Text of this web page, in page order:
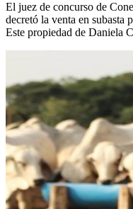
El juez de concurso de
decretó la venta en subasta
Este propiedad de Daniela